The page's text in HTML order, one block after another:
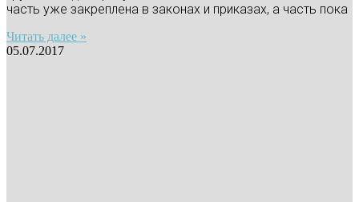
часть уже закреплена в законах и приказах, а часть пока
Читать далее »
05.07.2017